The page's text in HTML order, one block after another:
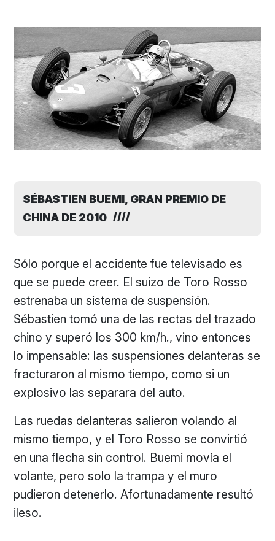
SÉBASTIEN BUEMI, GRAN PREMIO DE
CHINA DE 2010
Sólo porque el accidente fue televisado es
que se puede creer. El suizo de Toro Rosso
estrenaba un sistema de suspensión.
Sébastien tomó una de las rectas del trazado
chino y superó los 300 km/h., vino entonces
lo impensable: las suspensiones delanteras se
fracturaron al mismo tiempo, como si un
explosivo las separara del auto.
Las ruedas delanteras salieron volando al
mismo tiempo, y el Toro Rosso se convirtió
en una flecha sin control. Buemi movía el
volante, pero solo la trampa y el muro
pudieron detenerlo. Afortunadamente resultó
ileso.